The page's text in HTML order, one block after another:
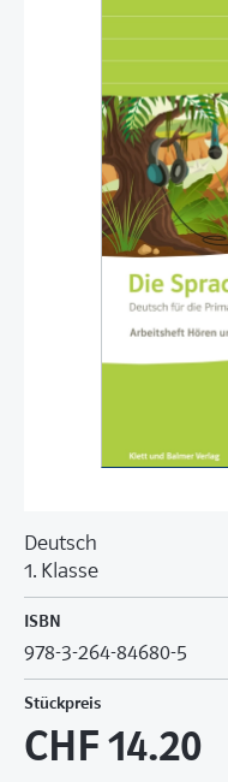
Deutsch
1. Klasse
ISBN
978-3-264-84680-5
Stückpreis
CHF 14.20